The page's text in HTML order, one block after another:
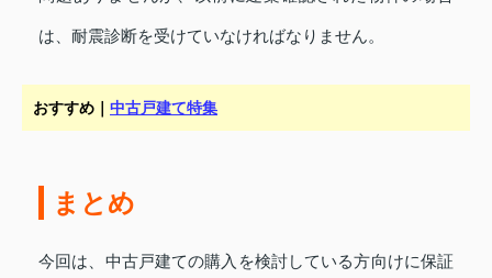
は、耐震診断を受けていなければなりません。
おすすめ｜ 中古戸建て特集
まとめ
今回は、中古戸建ての購入を検討している方向けに保証